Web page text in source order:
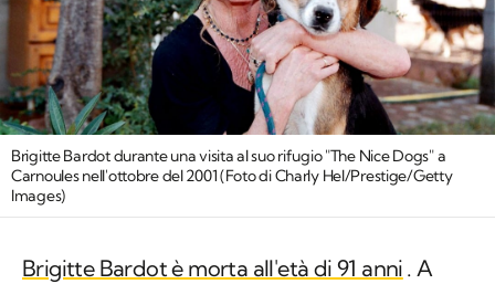
Brigitte Bardot durante una visita al suo rifugio "The Nice Dogs" a
Carnoules nell'ottobre del 2001 (Foto di Charly Hel/Prestige/Getty
Images)
Brigitte Bardot è morta all'età di 91 anni . A